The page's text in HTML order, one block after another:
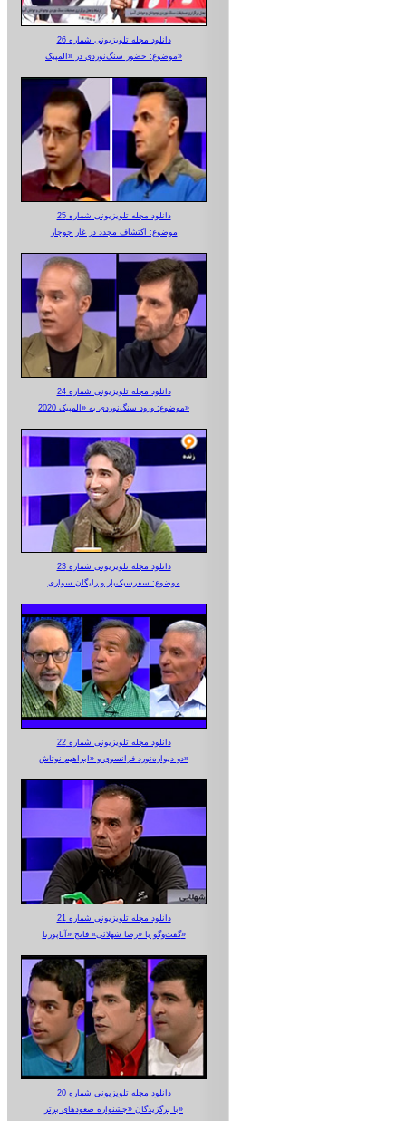
دانلود مجله تلویزیونی شماره 26
موضوع: حضور سنگ‌نوردی در «المپیک»
دانلود مجله تلویزیونی شماره 25
موضوع: اکتشاف مجدد در غار جوجار
دانلود مجله تلویزیونی شماره 24
موضوع: ورود سنگ‌نوردی به «المپیک 2020»
دانلود مجله تلویزیونی شماره 23
موضوع: سفرسبک‌بار و رایگان سواری
دانلود مجله تلویزیونی شماره 22
دو دیواره‌نورد فرانسوی و «ابراهیم نوتاش»
دانلود مجله تلویزیونی شماره 21
گفت‌وگو با «رضا شهلائی» فاتح «آناپورنا»
دانلود مجله تلویزیونی شماره 20
با برگزیدگان «جشنواره صعودهای برتر»